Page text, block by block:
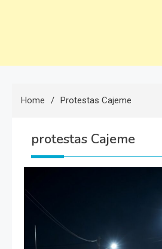
Home Protestas Cajeme
protestas Cajeme